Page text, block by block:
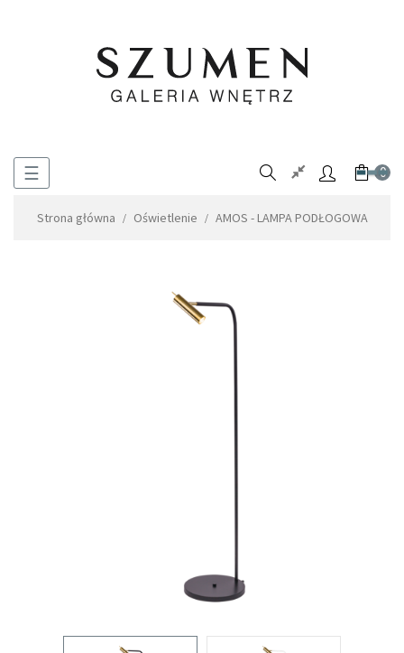
Toggle
☰ 0
Strona główna Oświetlenie AMOS - LAMPA PODŁOGOWA